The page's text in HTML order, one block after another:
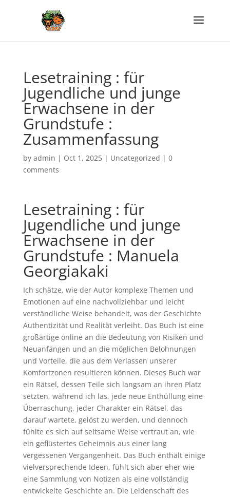
Lesetraining : für
Jugendliche und junge
Erwachsene in der
Grundstufe :
Zusammenfassung
by admin | Oct 1, 2025| Uncategorized | 0
comments
Lesetraining : für
Jugendliche und junge
Erwachsene in der
Grundstufe : Manuela
Georgiakaki
Ich schätze, wie der Autor komplexe Themen und
Emotionen auf eine nachvollziehbar und leicht
verständliche Weise behandelt, was der Geschichte
Authentizität und Realität verleiht. Das Buch ist eine
großartige online an die Bedeutung von Risiken und
Neuanfängen und an die möglichen Belohnungen
und Vorteile, die aus dem Verlassen unserer
Komfortzonen resultieren können. Dieses Buch war
ein Rätsel, dessen Teile sich langsam an ihren Platz
setzten, während ich las, jede neue Enthüllung eine
Überraschung, jeder Charakter ein Rätsel, das
darauf wartete, gelöst zu werden, und dennoch
fühlte es sich auf seltsame Weise vertraut an, wie
ein geflüstertes Geheimnis aus einer lang
vergessenen Vergangenheit. Das Buch enthält einige
vielversprechende Ideen, fühlt sich aber eher wie
eine Sammlung von Notizen als eine vollständig
entwickelte Geschichte an. Die Leidenschaft des